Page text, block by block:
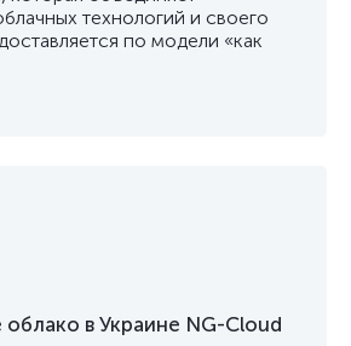
технологий и своего
по модели «как
в Украине NG-Cloud